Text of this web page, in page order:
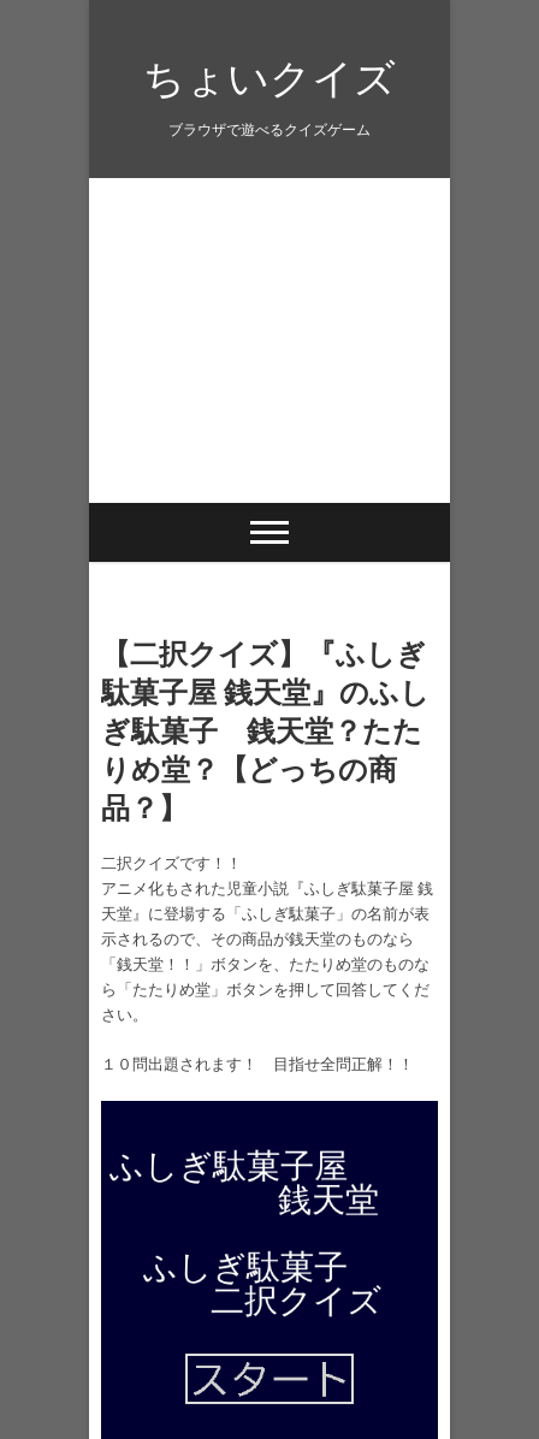
ちょいクイズ
ブラウザで遊べるクイズゲーム
【二択クイズ】『ふしぎ
駄菓子屋 銭天堂』のふし
ぎ駄菓子 銭天堂？たた
りめ堂？【どっちの商
品？】
二択クイズです！！
アニメ化もされた児童小説『ふしぎ駄菓子屋 銭
天堂』に登場する「ふしぎ駄菓子」の名前が表
示されるので、その商品が銭天堂のものなら
「銭天堂！！」ボタンを、たたりめ堂のものな
ら「たたりめ堂」ボタンを押して回答してくだ
さい。
１０問出題されます！ 目指せ全問正解！！